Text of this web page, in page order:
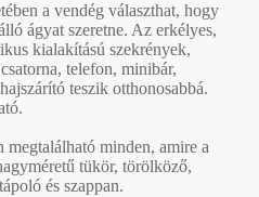
a vendég választhat, hogy
ágyat szeretne. Az erkélyes,
kialakítású szekrények,
telefon, minibár,
teszik otthonosabbá.
minden, amire a
tükör, törölköző,
és szappan.